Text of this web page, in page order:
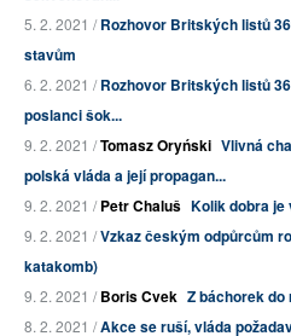
5. 2. 2021 /Rozhovor Britských listů
stavům
6. 2. 2021 /Rozhovor Britských listů
poslanci šok...
9. 2. 2021 /Tomasz Oryński Vlivná
polská vláda a její propagan...
9. 2. 2021 /Petr Chaluš Kolik dobra je
9. 2. 2021 /Vzkaz českým odpůrcům
katakomb)
9. 2. 2021 /Boris Cvek Z báchorek do
8. 2. 2021 /Akce se ruší, vláda